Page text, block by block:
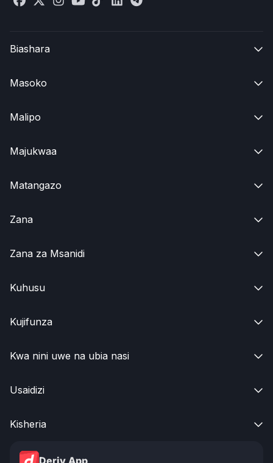
Biashara 
Masoko 
Malipo 
Majukwaa 
Matangazo 
Zana 
Zana za Msanidi 
Kuhusu 
Kujifunza 
Kwa nini uwe na ubia nasi 
Usaidizi 
Kisheria 
Deriv App